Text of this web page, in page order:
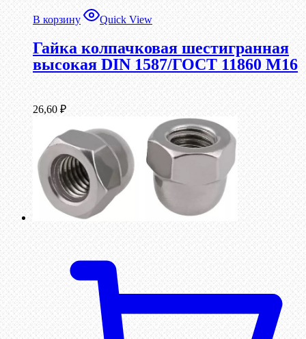
В корзину Quick View
Гайка колпачковая шестигранная
высокая DIN 1587/ГОСТ 11860 М16
26,60 ₽